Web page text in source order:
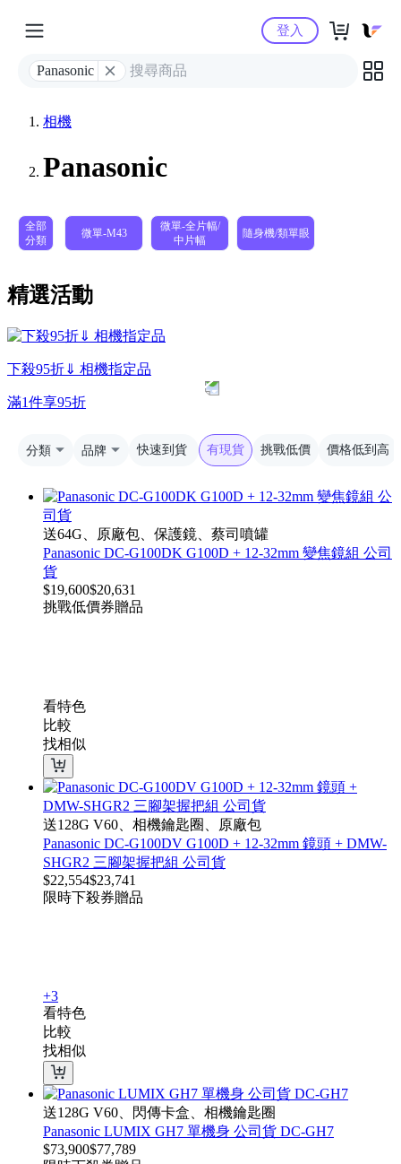
Yahoo購物中心
Panasonic
登入
相機
Panasonic
全部
分類
微單-M43
微單-全片幅/
中片幅
隨身機/類單眼
精選活動
下殺95折⇓ 相機指定品
滿1件享95折
分類 品牌 快速到貨 有現貨 挑戰低價 價格低到高
送64G、原廠包、保護鏡、蔡司噴罐
Panasonic DC-G100DK G100D + 12-32mm 變焦鏡組 公司
貨
$19,600$20,631
挑戰低價券贈品
看特色
比較
找相似
送128G V60、相機鑰匙圈、原廠包
Panasonic DC-G100DV G100D + 12-32mm 鏡頭 + DMW-
SHGR2 三腳架握把組 公司貨
$22,554$23,741
限時下殺券贈品
+3
看特色
比較
找相似
送128G V60、閃傳卡盒、相機鑰匙圈
Panasonic LUMIX GH7 單機身 公司貨 DC-GH7
$73,900$77,789